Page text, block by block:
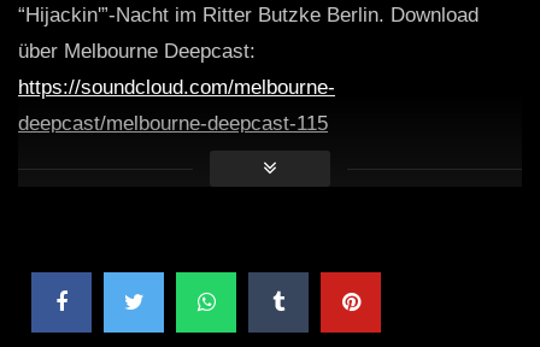
“Hijackin'”-Nacht im Ritter Butzke Berlin. Download
über Melbourne Deepcast:
https://soundcloud.com/melbourne-
deepcast/melbourne-deepcast-115